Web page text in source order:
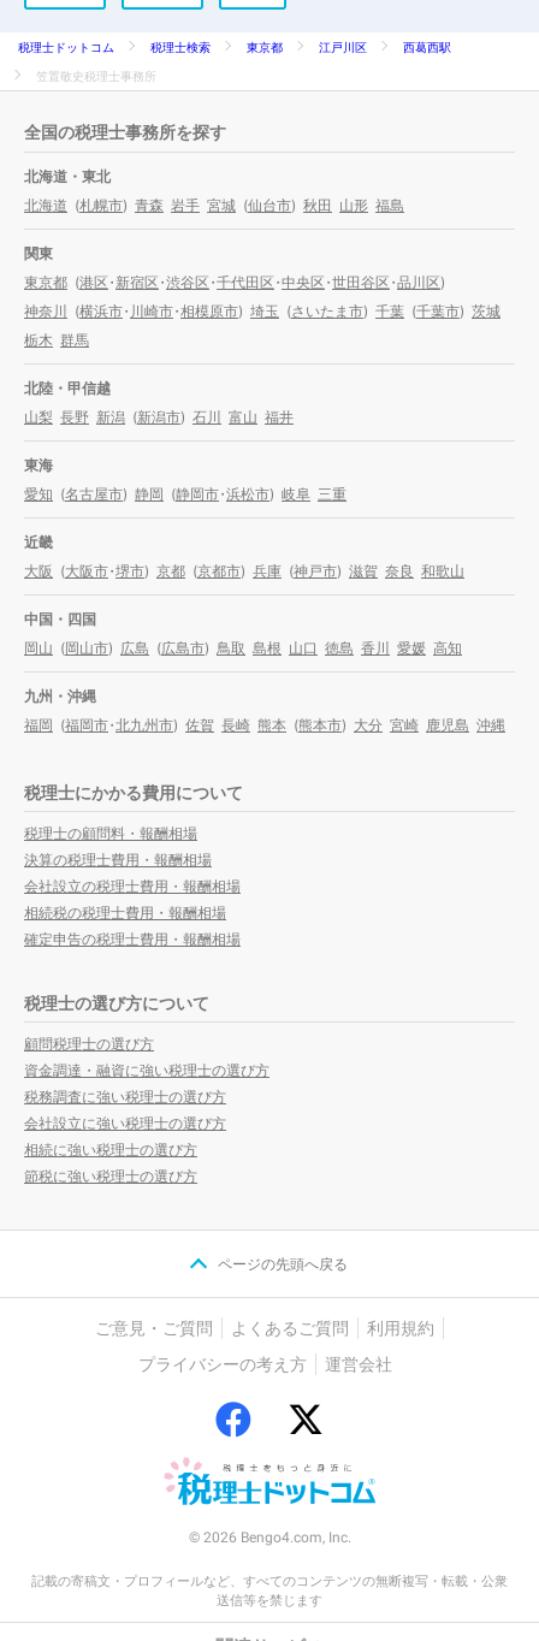
税理士ドットコム 税理士検索 東京都 江戸川区
西葛西駅
笠置敬史税理士事務所
全国の税理士事務所を探す
北海道・東北
北海道 (札幌市) 青森 岩手 宮城 (仙台市) 秋田 山形 福島
関東
東京都 (港区・新宿区・渋谷区・千代田区・中央区・世田谷区・品川区)
神奈川 (横浜市・川崎市・相模原市) 埼玉 (さいたま市) 千葉 (千葉市) 茨城
栃木 群馬
北陸・甲信越
山梨 長野 新潟 (新潟市) 石川 富山 福井
東海
愛知 (名古屋市) 静岡 (静岡市・浜松市) 岐阜 三重
近畿
大阪 (大阪市・堺市) 京都 (京都市) 兵庫 (神戸市) 滋賀 奈良 和歌山
中国・四国
岡山 (岡山市) 広島 (広島市) 鳥取 島根 山口 徳島 香川 愛媛 高知
九州・沖縄
福岡 (福岡市・北九州市) 佐賀 長崎 熊本 (熊本市) 大分 宮崎 鹿児島 沖縄
税理士にかかる費用について
税理士の顧問料・報酬相場
決算の税理士費用・報酬相場
会社設立の税理士費用・報酬相場
相続税の税理士費用・報酬相場
確定申告の税理士費用・報酬相場
税理士の選び方について
顧問税理士の選び方
資金調達・融資に強い税理士の選び方
税務調査に強い税理士の選び方
会社設立に強い税理士の選び方
相続に強い税理士の選び方
節税に強い税理士の選び方
ページの先頭へ戻る
ご意見・ご質問 よくあるご質問
利用規約
プライバシーの考え方
運営会社
© 2026 Bengo4.com, Inc.
記載の寄稿文・プロフィールなど、すべてのコンテンツの無断複写・転載・公衆
送信等を禁じます